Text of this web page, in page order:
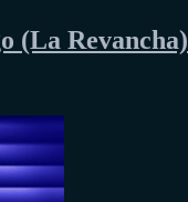
(La Revancha)